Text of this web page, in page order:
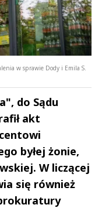
w sprawie Dody i Emila S.
do Sądu
akt
byłej żonie,
W liczącej
się również